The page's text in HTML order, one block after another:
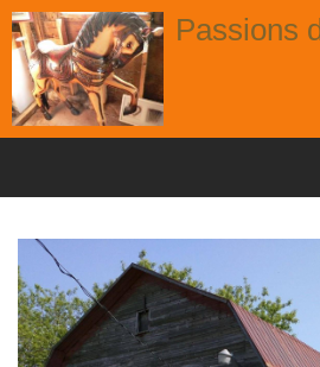
Passions
nouvelle arrivage aout
Album
Portes